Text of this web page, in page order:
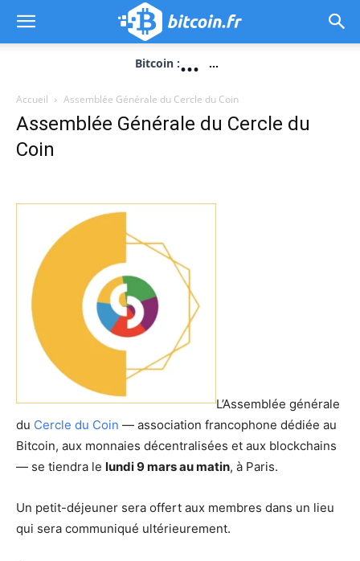
Bitcoin :... ...
Accueil Assemblée Générale du Cercle du Coin
Assemblée Générale du Cercle du
Coin
L’Assemblée générale
du Cercle du Coin — association francophone dédiée au
Bitcoin, aux monnaies décentralisées et aux blockchains
— se tiendra le lundi 9 mars au matin, à Paris.
Un petit-déjeuner sera offert aux membres dans un lieu
qui sera communiqué ultérieurement.